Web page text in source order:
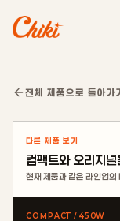
전체 제품으로 돌아가기
다른 제품 보기
컴팩트와 오리지
현재 제품과 같은 라인업의
COMPACT / 450W